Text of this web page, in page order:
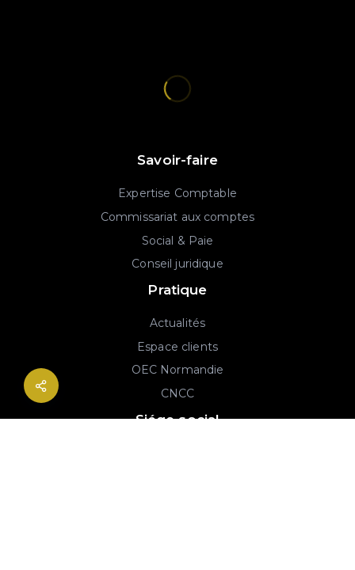
Savoir-faire
Expertise Comptable
Commissariat aux comptes
Social & Paie
Conseil juridique
Pratique
Actualités
Espace clients
OEC Normandie
CNCC
Siége social